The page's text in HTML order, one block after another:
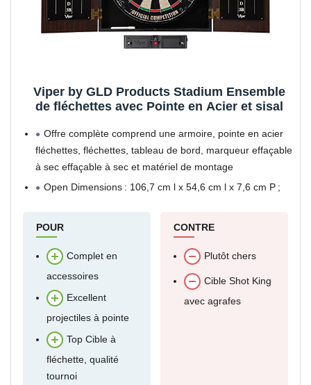
Viper by GLD Products Stadium Ensemble
de fléchettes avec Pointe en Acier et sisal
Offre complète comprend une armoire, pointe en acier
fléchettes, fléchettes, tableau de bord, marqueur effaçable
à sec effaçable à sec et matériel de montage
Open Dimensions : 106,7 cm l x 54,6 cm l x 7,6 cm P ;
POUR
Complet en
accessoires
Excellent
projectiles à pointe
Top Cible à
fléchette, qualité
tournoi
CONTRE
Plutôt chers
Cible Shot King
avec agrafes